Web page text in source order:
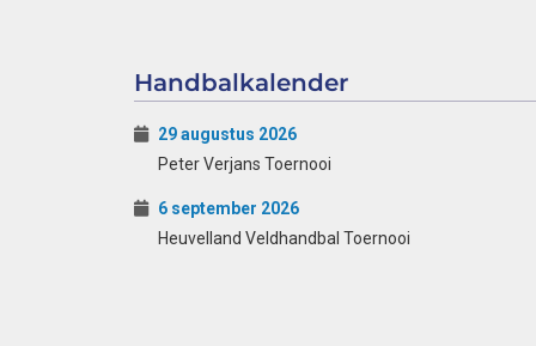
Handbalkalender
29 augustus 2026
Peter Verjans Toernooi
6 september 2026
Heuvelland Veldhandbal Toernooi